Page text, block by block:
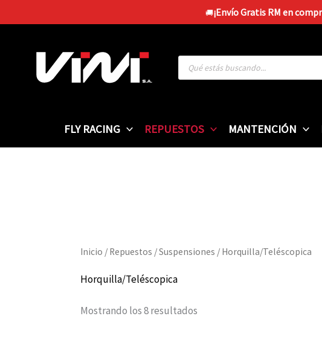
al
🚚¡Envío Gratis RM en
Búsqueda
productos
FLY RACING REPUESTOS MANTENCIÓN
Inicio / Repuestos /Suspensiones / Horquilla/Teléscopica
Horquilla/Teléscopica
Mostrando los 8 resultados